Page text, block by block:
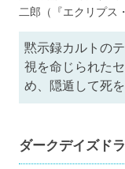
二郎（『エクリプス
黙示録カルトの
視を命じられた
め、隠遁して死
ダークデイズド